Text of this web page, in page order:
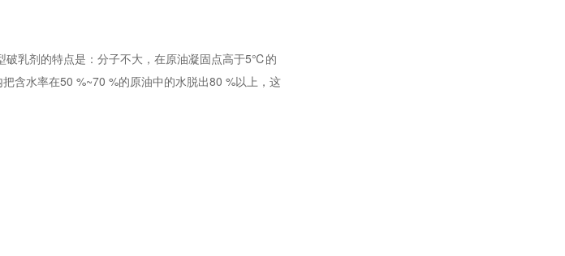
破乳剂的特点是：分子不大，在原油凝固点高于5℃的
含水率在50 %~70 %的原油中的水脱出80 %以上，这